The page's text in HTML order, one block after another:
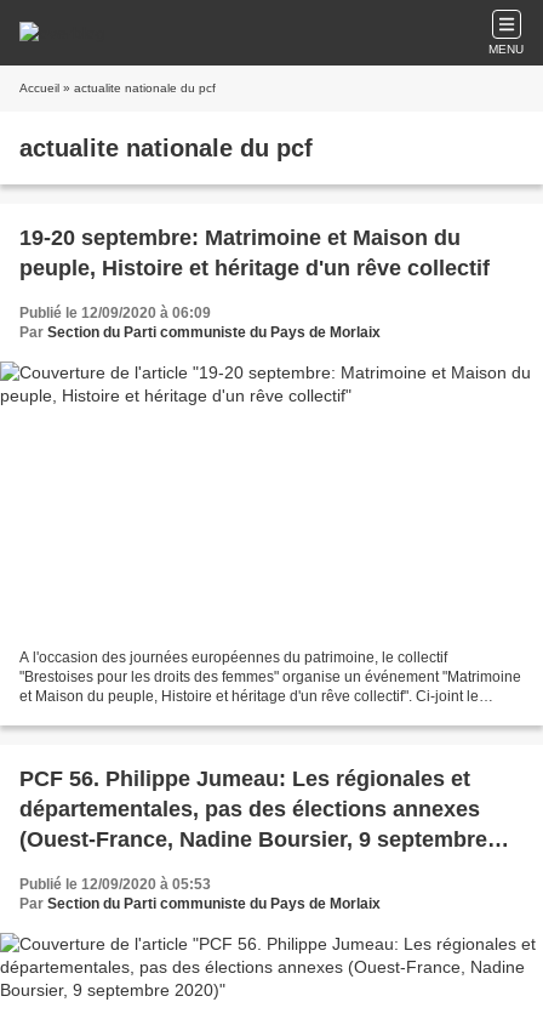
MENU
Accueil » actualite nationale du pcf
actualite nationale du pcf
19-20 septembre: Matrimoine et Maison du
peuple, Histoire et héritage d'un rêve collectif
Publié le 12/09/2020 à 06:09
Par Section du Parti communiste du Pays de Morlaix
A l'occasion des journées européennes du patrimoine, le collectif
"Brestoises pour les droits des femmes" organise un événement "Matrimoine
et Maison du peuple, Histoire et héritage d'un rêve collectif". Ci-joint le
PCF 56. Philippe Jumeau: Les régionales et
départementales, pas des élections annexes
(Ouest-France, Nadine Boursier, 9 septembre
Publié le 12/09/2020 à 05:53
Par Section du Parti communiste du Pays de Morlaix